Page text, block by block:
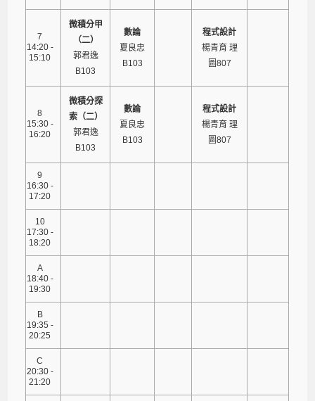
7
14:20 -
15:10
微積分甲
（二）
郭君逸
B103
數論
夏良忠
B103
程式設計
楊青育 理
圖807
8
15:30 -
16:20
微積分探
索（二）
郭君逸
B103
數論
夏良忠
B103
程式設計
楊青育 理
圖807
9
16:30 -
17:20
10
17:30 -
18:20
A
18:40 -
19:30
B
19:35 -
20:25
C
20:30 -
21:20